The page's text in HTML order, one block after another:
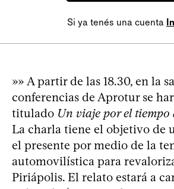
Si ya tenés una cuenta
»» A partir de las 18.30, en la
conferencias de Aprotur se
titulado Un viaje por el
La charla tiene el objetivo de
el presente por medio de la
automovilística para
Piriápolis. El relato estará a